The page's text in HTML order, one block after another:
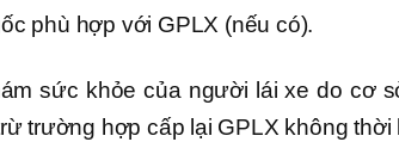
phù hợp với GPLX (nếu có).
sức khỏe của người lái xe do cơ
trường hợp cấp lại GPLX không thời